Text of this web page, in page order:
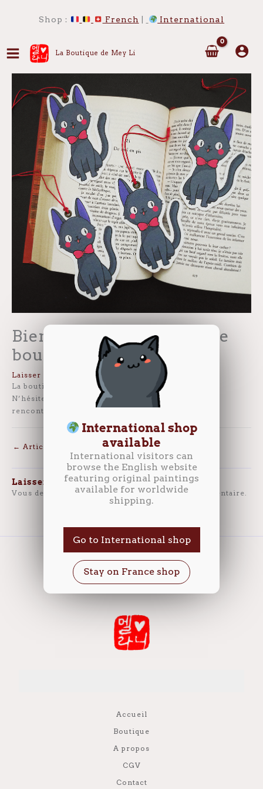
Shop : French International
La Boutique de Mey Li
Bienvenue sur la nouvelle
boutique MEYLI.Fr
Laisser un commentaire / Par
La boutique déménage !
N’hésitez pas à laisser un commentaire ici si vous
rencontrez des problèmes.
← Article précédent
Laisser un commentaire
Vous devez vous connecterpour publier un commentaire.
Accueil
Boutique
A propos
CGV
Contact
International shop
available
International visitors can
browse the English website
featuring original paintings
available for worldwide
shipping.
Go to International shop